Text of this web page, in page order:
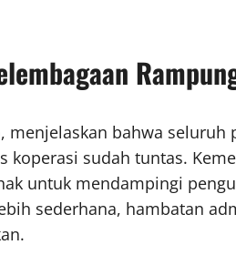
menjelaskan bahwa seluruh
koperasi sudah tuntas.
untuk mendampingi
sederhana, hambatan